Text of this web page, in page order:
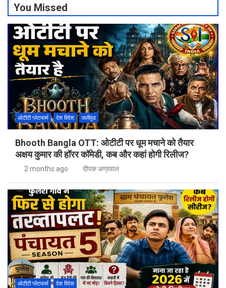
You Missed
ओटीटी प्लेटफार्म देश विदेश वालीवुड
Bhooth Bangla OTT: ओटीटी पर धूम मचाने को तैयार
अक्षय कुमार की हॉरर कॉमेडी, कब और कहां होगी रिलीज?
2 months ago दीपक अग्रवाल
ओटीटी प्लेटफार्म देश विदेश